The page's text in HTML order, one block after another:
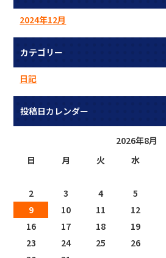
2024年12月
カテゴリー
日記
投稿日カレンダー
2026年8月
日
月 火 水
2
3 4 5
9
10 11 12
16
17 18 19
23
24 25 26